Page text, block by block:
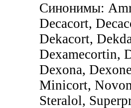
Синонимы:
Decacort,
Dekacort,
Dexamecortin,
Dexona,
Minicort,
Steralol,